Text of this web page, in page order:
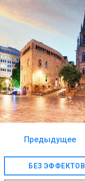
Предыдущее
БЕЗ ЭФФЕКТОВ